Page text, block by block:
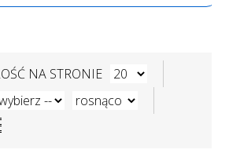
NA STRONIE